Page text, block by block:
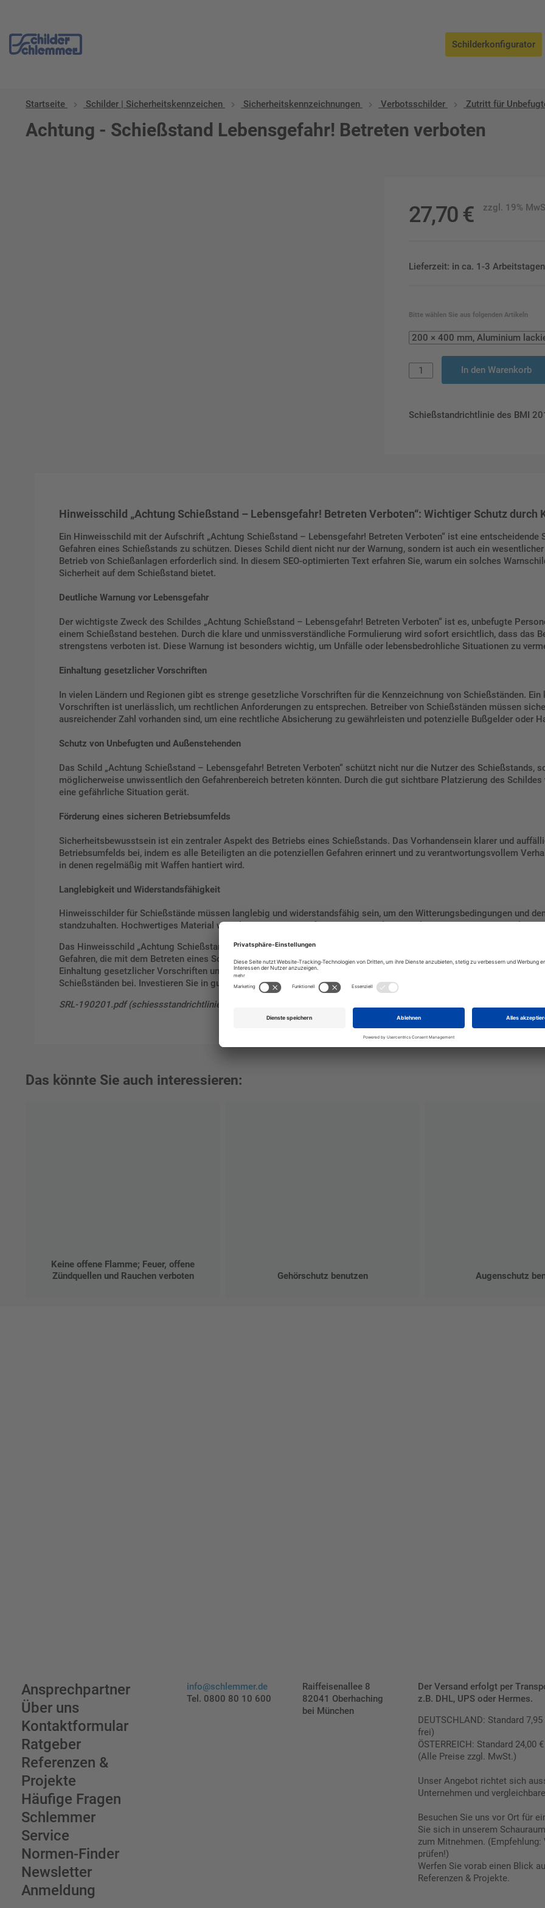
Schilderkonfigurator
Startseite Schilder | Sicherheitskennzeichen Sicherheitskennzeichnungen Verbotsschilder Zutritt für
Achtung - Schießstand Lebensgefahr! Betreten verboten
27,70 € zzgl. 19%
Lieferzeit: in ca. 1-3
Bitte wählen Sie aus folgenden Artikeln
In den Warenkorb
Schießstandrichtlinie des BMI
Hinweisschild „Achtung Schießstand – Lebensgefahr! Betreten Verboten“: Wichtiger Schutz durch
Ein Hinweisschild mit der Aufschrift „Achtung Schießstand – Lebensgefahr! Betreten Verboten“ ist eine entscheidende
Gefahren eines Schießstands zu schützen. Dieses Schild dient nicht nur der Warnung, sondern ist auch ein
Betrieb von Schießanlagen erforderlich sind. In diesem SEO-optimierten Text erfahren Sie, warum ein solches
Sicherheit auf dem Schießstand bietet.
Deutliche Warnung vor Lebensgefahr
Der wichtigste Zweck des Schildes „Achtung Schießstand – Lebensgefahr! Betreten Verboten“ ist es, unbefugte
einem Schießstand bestehen. Durch die klare und unmissverständliche Formulierung wird sofort ersichtlich, dass das
strengstens verboten ist. Diese Warnung ist besonders wichtig, um Unfälle oder lebensbedrohliche Situationen zu
Einhaltung gesetzlicher Vorschriften
In vielen Ländern und Regionen gibt es strenge gesetzliche Vorschriften für die Kennzeichnung von Schießständen.
Vorschriften ist unerlässlich, um rechtlichen Anforderungen zu entsprechen. Betreiber von Schießständen müssen
ausreichender Zahl vorhanden sind, um eine rechtliche Absicherung zu gewährleisten und potenzielle Bußgelder oder
Schutz von Unbefugten und Außenstehenden
Das Schild „Achtung Schießstand – Lebensgefahr! Betreten Verboten“ schützt nicht nur die Nutzer des Schießstands,
möglicherweise unwissentlich den Gefahrenbereich betreten könnten. Durch die gut sichtbare Platzierung des
eine gefährliche Situation gerät.
Förderung eines sicheren Betriebsumfelds
Sicherheitsbewusstsein ist ein zentraler Aspekt des Betriebs eines Schießstands. Das Vorhandensein klarer und
Betriebsumfelds bei, indem es alle Beteiligten an die potenziellen Gefahren erinnert und zu verantwortungsvollem
in denen regelmäßig mit Waffen hantiert wird.
Langlebigkeit und Widerstandsfähigkeit
Hinweisschilder für Schießstände müssen langlebig und widerstandsfähig sein, um den Witterungsbedingungen und
standzuhalten. Hochwertiges Material wie Aluminium sorgt dafür, dass die Schilder über längere Zeit hinweg gut
Das Hinweisschild „Achtung Schießstand – Lebensgefahr! Betreten Verboten“ ist ein unverzichtbares
Gefahren, die mit dem Betreten eines Schießstands verbunden sind, und schützt sowohl Unbefugte als auch
Einhaltung gesetzlicher Vorschriften und die Förderung eines sicheren Betriebsumfelds trägt dieses Schild wesentlich
Schießständen bei. Investieren Sie in gut sichtbare und langlebige Schilder, um maximale Sicherheit auf Ihrem
SRL-190201.pdf (schiessstandrichtlinien.de)
Das könnte Sie auch interessieren:
Keine offene Flamme; Feuer, offene
Zündquellen und Rauchen verboten
Gehörschutz benutzen Augenschutz
Ansprechpartner
Über uns
Kontaktformular
Ratgeber
Referenzen &
Projekte
Häufige Fragen
Schlemmer
Service
Normen-Finder
Newsletter
Anmeldung
info@schlemmer.de
Tel. 0800 80 10 600
Raiffeisenallee 8
82041 Oberhaching
bei München
Der Versand erfolgt per
z.B. DHL, UPS oder Hermes.
DEUTSCHLAND: Standard
frei)
ÖSTERREICH: Standard 24,00
(Alle Preise zzgl. MwSt.)
Unser Angebot richtet sich
Unternehmen und
Besuchen Sie uns vor Ort für
Sie sich in unserem
zum Mitnehmen.
prüfen!)
Werfen Sie vorab einen Blick
Referenzen & Projekte.